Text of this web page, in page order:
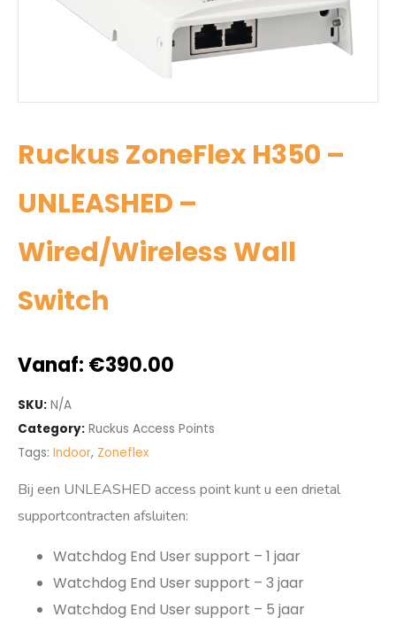
Ruckus ZoneFlex H350 –
UNLEASHED –
Wired/Wireless Wall
Switch
Vanaf: €390.00
SKU: N/A
Category: Ruckus Access Points
Tags: Indoor, Zoneflex
Bij een UNLEASHED access point kunt u een drietal
supportcontracten afsluiten:
Watchdog End User support – 1 jaar
Watchdog End User support – 3 jaar
Watchdog End User support – 5 jaar